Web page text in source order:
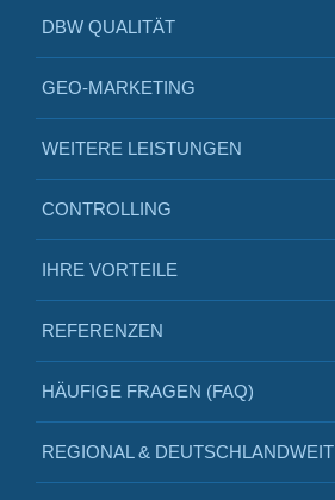
DBW QUALITÄT
GEO-MARKETING
WEITERE LEISTUNGEN
CONTROLLING
IHRE VORTEILE
REFERENZEN
HÄUFIGE FRAGEN (FAQ)
REGIONAL & DEUTSCHLANDWEIT